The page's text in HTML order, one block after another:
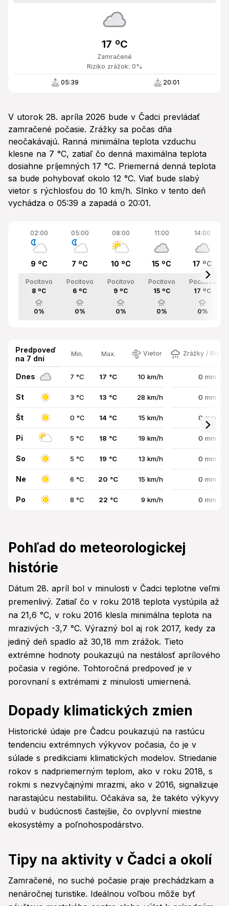
Zamračené
17 ºC
Riziko zrážok: 0%
05:39 20:01
V utorok 28. apríla 2026 bude v Čadci prevládať
zamračené počasie. Zrážky sa počas dňa
neočakávajú. Ranná minimálna teplota vzduchu
klesne na 7 °C, zatiaľ čo denná maximálna teplota
dosiahne príjemných 17 °C. Priemerná denná teplota
sa bude pohybovať okolo 12 °C. Viať bude slabý
vietor s rýchlosťou do 10 km/h. Slnko v tento deň
vychádza o 05:39 a zapadá o 20:01.
02:00
9 ºC
Pocitovo
8 ºC
0%
05:00
7 ºC
Pocitovo
6 ºC
0%
08:00
10 ºC
Pocitovo
9 ºC
0%
11:00
15 ºC
Pocitovo
15 ºC
0%
14:00
17 ºC
Pocitovo
17 ºC
0%
Predpoveď
na 7 dní
Min. Max. Vietor Zrážky /
Dnes 7 °C 17 °C 10 km/h 0 mm /
St 3 °C 13 °C 28 km/h 0 mm /
Št 0 °C 14 °C 15 km/h 0 mm /
Pi 5 °C 18 °C 19 km/h 0 mm /
So 5 °C 19 °C 13 km/h 0 mm /
Ne 6 °C 20 °C 15 km/h 0 mm /
Po 8 °C 22 °C 9 km/h 0 mm /
Pohľad do meteorologickej
histórie
Dátum 28. apríl bol v minulosti v Čadci teplotne veľmi
premenlivý. Zatiaľ čo v roku 2018 teplota vystúpila až
na 21,6 °C, v roku 2016 klesla minimálna teplota na
mrazivých -3,7 °C. Výrazný bol aj rok 2017, kedy za
jediný deň spadlo až 30,18 mm zrážok. Tieto
extrémne hodnoty poukazujú na nestálosť aprílového
počasia v regióne. Tohtoročná predpoveď je v
porovnaní s extrémami z minulosti umiernená.
Dopady klimatických zmien
Historické údaje pre Čadcu poukazujú na rastúcu
tendenciu extrémnych výkyvov počasia, čo je v
súlade s predikciami klimatických modelov. Striedanie
rokov s nadpriemerným teplom, ako v roku 2018, s
rokmi s nezvyčajnými mrazmi, ako v 2016, signalizuje
narastajúcu nestabilitu. Očakáva sa, že takéto výkyvy
budú v budúcnosti častejšie, čo ovplyvní miestne
ekosystémy a poľnohospodárstvo.
Tipy na aktivity v Čadci a okolí
Zamračené, no suché počasie praje prechádzkam a
nenáročnej turistike. Ideálnou voľbou môže byť